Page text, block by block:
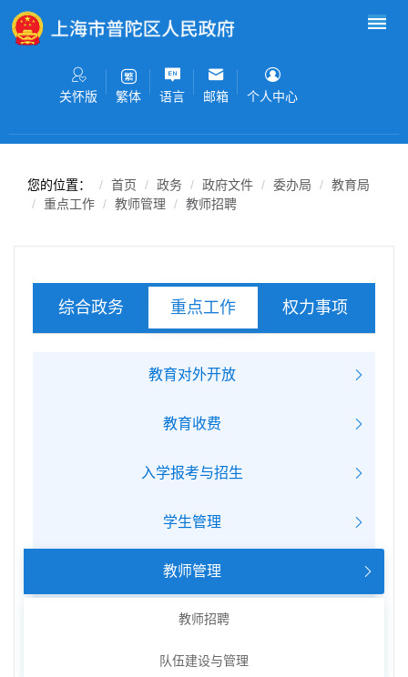
无障碍操作说明
关怀版 繁体 语言 邮箱 个人中心
您的位置： 首页 政务 政府文件 委办局
教育局
重点工作
教师管理 教师招聘
综合政务 重点工作 权力事项
教育对外开放
教育收费
入学报考与招生
学生管理
教师管理
教师招聘
队伍建设与管理